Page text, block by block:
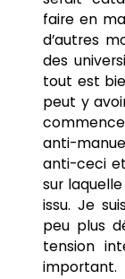
faire en
d’autres
des
tout est
peut y
anti-
anti-ceci
sur
issu. Je
peu plus
tension
important.